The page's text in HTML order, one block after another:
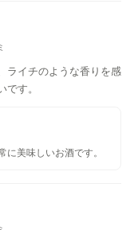
ライチのような香りを感
す。
美味しいお酒です。